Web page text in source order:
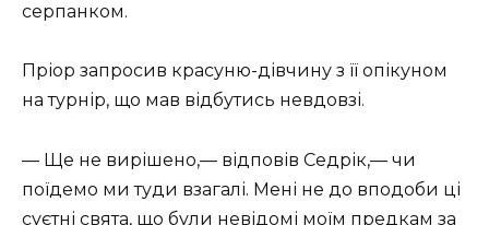
серпанком.
Пріор запросив красуню-дівчину з її опікуном
на турнір, що мав відбутись невдовзі.
— Ще не вирішено,— відповів Седрік,— чи
поїдемо ми туди взагалі. Мені не до вподоби ці
суєтні свята, що були невідомі моїм предкам за